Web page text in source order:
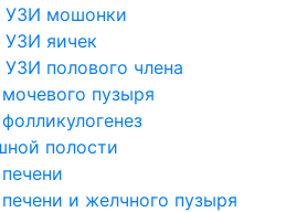
УЗИ мошонки
УЗИ яичек
УЗИ полового члена
пузыря
полости
и желчного пузыря